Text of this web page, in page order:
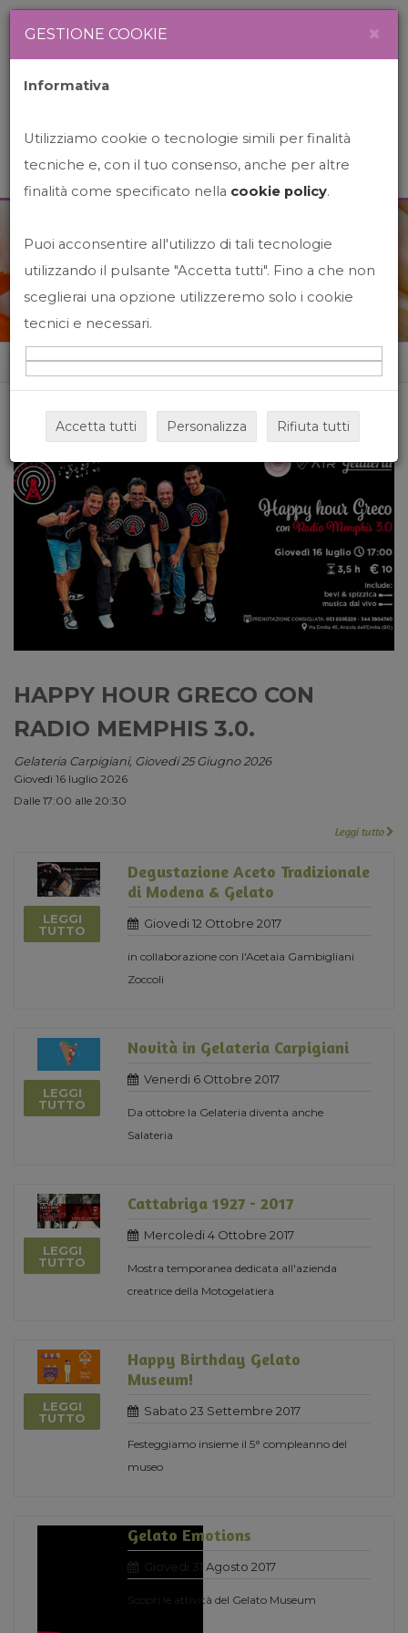
News&Events
Home News&events
HAPPY HOUR GRECO CON
RADIO MEMPHIS 3.0.
Gelateria Carpigiani, Giovedi 25 Giugno 2026
Giovedì 16 luglio 2026
Dalle 17:00 alle 20:30
Leggi tutto
LEGGI
TUTTO
Degustazione Aceto Tradizionale
di Modena & Gelato
Giovedi 12 Ottobre 2017
in collaborazione con l'Acetaia Gambigliani
Zoccoli
LEGGI
TUTTO
Novità in Gelateria Carpigiani
Venerdi 6 Ottobre 2017
Da ottobre la Gelateria diventa anche
Salateria
LEGGI
TUTTO
Cattabriga 1927 - 2017
Mercoledi 4 Ottobre 2017
Mostra temporanea dedicata all'azienda
creatrice della Motogelatiera
LEGGI
TUTTO
Happy Birthday Gelato
Museum!
Sabato 23 Settembre 2017
Festeggiamo insieme il 5° compleanno del
museo
Gelato Emotions
Giovedi 31 Agosto 2017
Scopri le attività del Gelato Museum
GESTIONE COOKIE ×
Informativa
Utilizziamo cookie o tecnologie simili per finalità
tecniche e, con il tuo consenso, anche per altre
finalità come specificato nella cookie policy.
Puoi acconsentire all'utilizzo di tali tecnologie
utilizzando il pulsante "Accetta tutti". Fino a che non
sceglierai una opzione utilizzeremo solo i cookie
tecnici e necessari.
Accetta tutti Personalizza Rifiuta tutti